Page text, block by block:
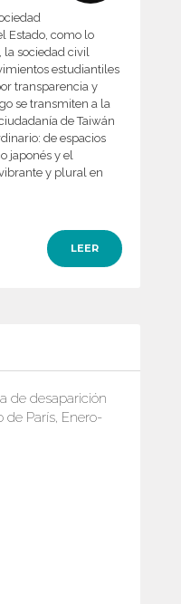
Estado, como lo
la sociedad civil
estudiantiles
transparencia y
se transmiten a la
de Taiwán
de espacios
japonés y el
y plural en
LEER
de desaparición
de París, Enero-